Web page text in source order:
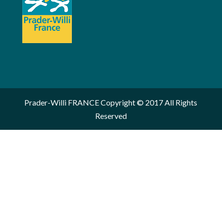
Prader-Willi FRANCE Copyright © 2017 All Rights
Reserved